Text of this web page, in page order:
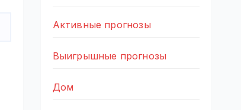
Активные прогнозы
Выигрышные прогнозы
Дом